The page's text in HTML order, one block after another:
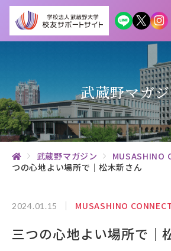
知 る
校友サポートサイトとは
母校について
むらさき会・くれない会に
お知らせ
武蔵野マガジン
武蔵野マガ
武蔵野マガジン MUSASHINO
つの心地よい場所で｜松木新さん
2024.01.15 MUSASHINO
三つの心地よい場所で｜